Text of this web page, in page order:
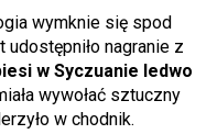
wymknie się spod
nagranie z
w Syczuanie ledwo
wywołać sztuczny
w chodnik.